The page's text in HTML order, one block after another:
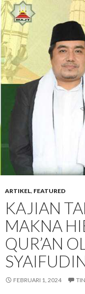
ARTIKEL, FEATURED
KAJIAN
MAKNA
QUR’AN
FEBRUARI 1, 2024